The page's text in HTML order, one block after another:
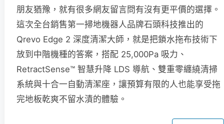
朋友猶豫，就有很多網友留言問有沒有更平價的選擇。
這次全台銷售第一掃地機器人品牌石頭科技推出的
Qrevo Edge 2 深度清潔大師，就是把鎖水拖布技術下
放到中階機種的答案，搭配 25,000Pa 吸力、
RetractSense™ 智慧升降 LDS 導航、雙重零纏繞清掃
系統與十合一自動清潔座，讓預算有限的人也能享受拖
完地板乾爽不留水漬的體驗。